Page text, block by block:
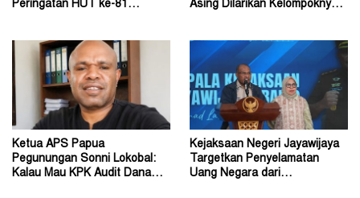
Peringatan HUT ke-81
Asing Dilarikan Kelompoknya
Ketua APS Papua
Pegunungan Sonni Lokobal:
Kalau Mau KPK Audit Dana
Kejaksaan Negeri Jayawijaya
Targetkan Penyelamatan
Uang Negara dari